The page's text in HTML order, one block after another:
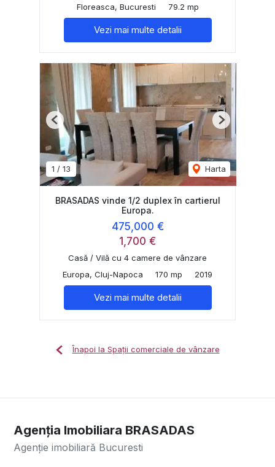
Floreasca, Bucuresti 79.2 mp
Vezi mai multe detalii
1 / 13 Harta
Previous Next
BRASADAS vinde 1/2 duplex în cartierul
Europa.
475,000 €
1,700 €
Casă / Vilă cu 4 camere de vânzare
Europa, Cluj-Napoca
170 mp 2019
Vezi mai multe detalii
Înapoi la Spații comerciale de vânzare
Agenția Imobiliara BRASADAS
Agenție imobiliară Bucuresti